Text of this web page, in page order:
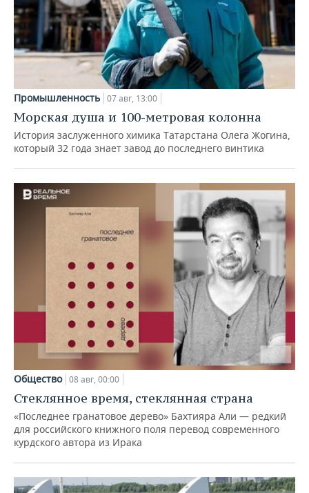
Промышленность 07 авг, 13:00
Морская душа и 100-метровая колонна
История заслуженного химика Татарстана Олега Жогина,
который 32 года знает завод до последнего винтика
Общество 08 авг, 00:00
Стеклянное время, стеклянная страна
«Последнее гранатовое дерево» Бахтияра Али — редкий
для российского книжного поля перевод современного
курдского автора из Ирака